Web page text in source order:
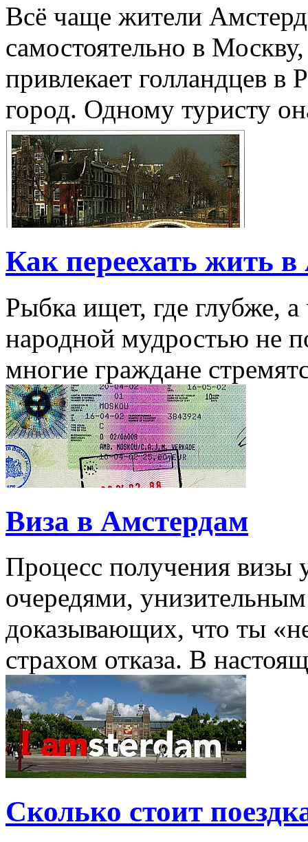
Всё чаще жители
самостоятельно в
привлекает голландцев
город. Одному туристу
Как переехать жить
Рыбка ищет, где глубже,
народной мудростью не
многие граждане
Виза в Амстердам
Процесс получения визы
очередями,
доказывающих, что ты
страхом отказа. В
Сколько стоит